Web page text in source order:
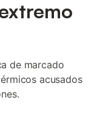
de marcado
acusados